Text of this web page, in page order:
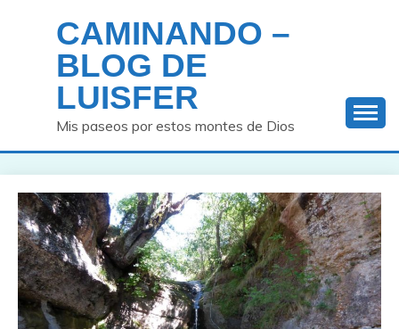
contenido
CAMINANDO –
BLOG DE
LUISFER
Mis paseos por estos montes de Dios